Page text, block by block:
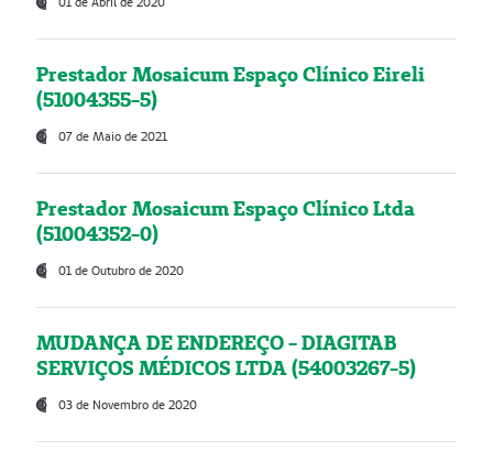
Prestador Mosaicum Espaço Clínico Eireli
(51004355-5)
07 de Maio de 2021
Prestador Mosaicum Espaço Clínico Ltda
(51004352-0)
01 de Outubro de 2020
MUDANÇA DE ENDEREÇO - DIAGITAB
SERVIÇOS MÉDICOS LTDA (54003267-5)
03 de Novembro de 2020